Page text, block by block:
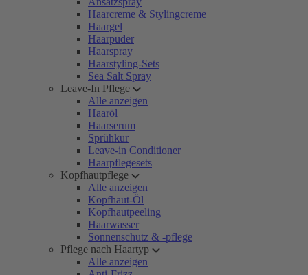
Haarcreme & Stylingcreme
Haargel
Haarpuder
Haarspray
Haarstyling-Sets
Sea Salt Spray
Leave-In Pflege
Alle anzeigen
Haaröl
Haarserum
Sprühkur
Leave-in Conditioner
Haarpflegesets
Kopfhautpflege
Alle anzeigen
Kopfhaut-Öl
Kopfhautpeeling
Haarwasser
Sonnenschutz & -pflege
Pflege nach Haartyp
Alle anzeigen